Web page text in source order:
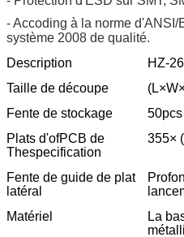
- Accoding à la norme d'ANSI/
système 2008 de qualité.
Description
HZ-
Taille de découpe
Fente de stockage
Plats d'ofPCB de
Thespecification
355×
Fente de guide de plat
latéral
Matériel
La